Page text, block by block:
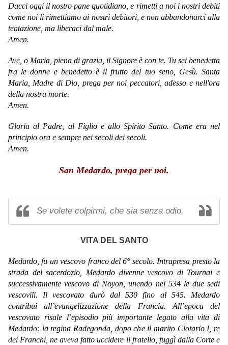
Dacci oggi il nostro pane quotidiano, e rimetti a noi i nostri debiti
come noi li rimettiamo ai nostri debitori, e non abbandonarci alla
tentazione, ma liberaci dal male.
Amen.
Ave, o Maria, piena di grazia, il Signore è con te. Tu sei benedetta
fra le donne e benedetto è il frutto del tuo seno, Gesù. Santa
Maria, Madre di Dio, prega per noi peccatori, adesso e nell'ora
della nostra morte.
Amen.
Gloria al Padre, al Figlio e allo Spirito Santo. Come era nel
principio ora e sempre nei secoli dei secoli.
Amen.
San Medardo, prega per noi.
Se volete colpirmi, che sia senza odio.
VITA DEL SANTO
Medardo, fu un vescovo franco del 6° secolo. Intrapresa presto la
strada del sacerdozio, Medardo divenne vescovo di Tournai e
successivamente vescovo di Noyon, unendo nel 534 le due sedi
vescovili. Il vescovato durò dal 530 fino al 545. Medardo
contribuì all’evangelizzazione della Francia. All’epoca del
vescovato risale l’episodio più importante legato alla vita di
Medardo: la regina Radegonda, dopo che il marito Clotario I, re
dei Franchi, ne aveva fatto uccidere il fratello, fuggì dalla Corte e